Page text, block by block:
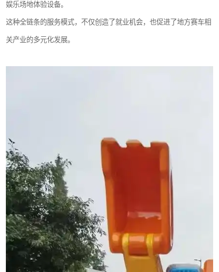
娱乐场地体验设备。
这种全链条的服务模式，不仅创造了就业机会，也促进了地方赛车相
关产业的多元化发展。